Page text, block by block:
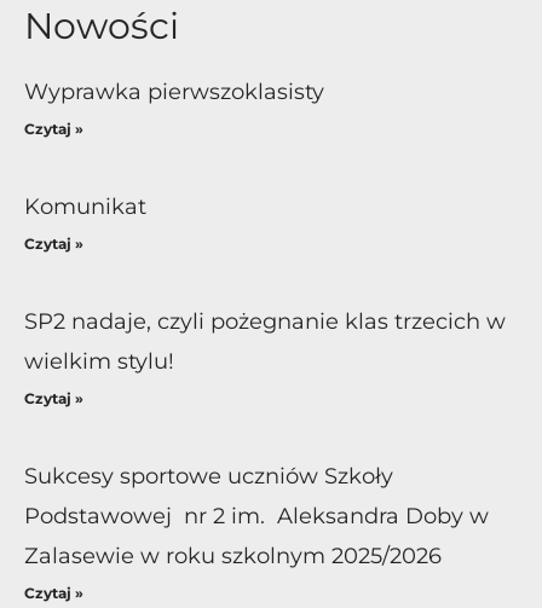
Nowości
Wyprawka pierwszoklasisty
Czytaj »
Komunikat
Czytaj »
SP2 nadaje, czyli pożegnanie klas trzecich w
wielkim stylu!
Czytaj »
Sukcesy sportowe uczniów Szkoły
Podstawowej nr 2 im. Aleksandra Doby w
Zalasewie w roku szkolnym 2025/2026
Czytaj »